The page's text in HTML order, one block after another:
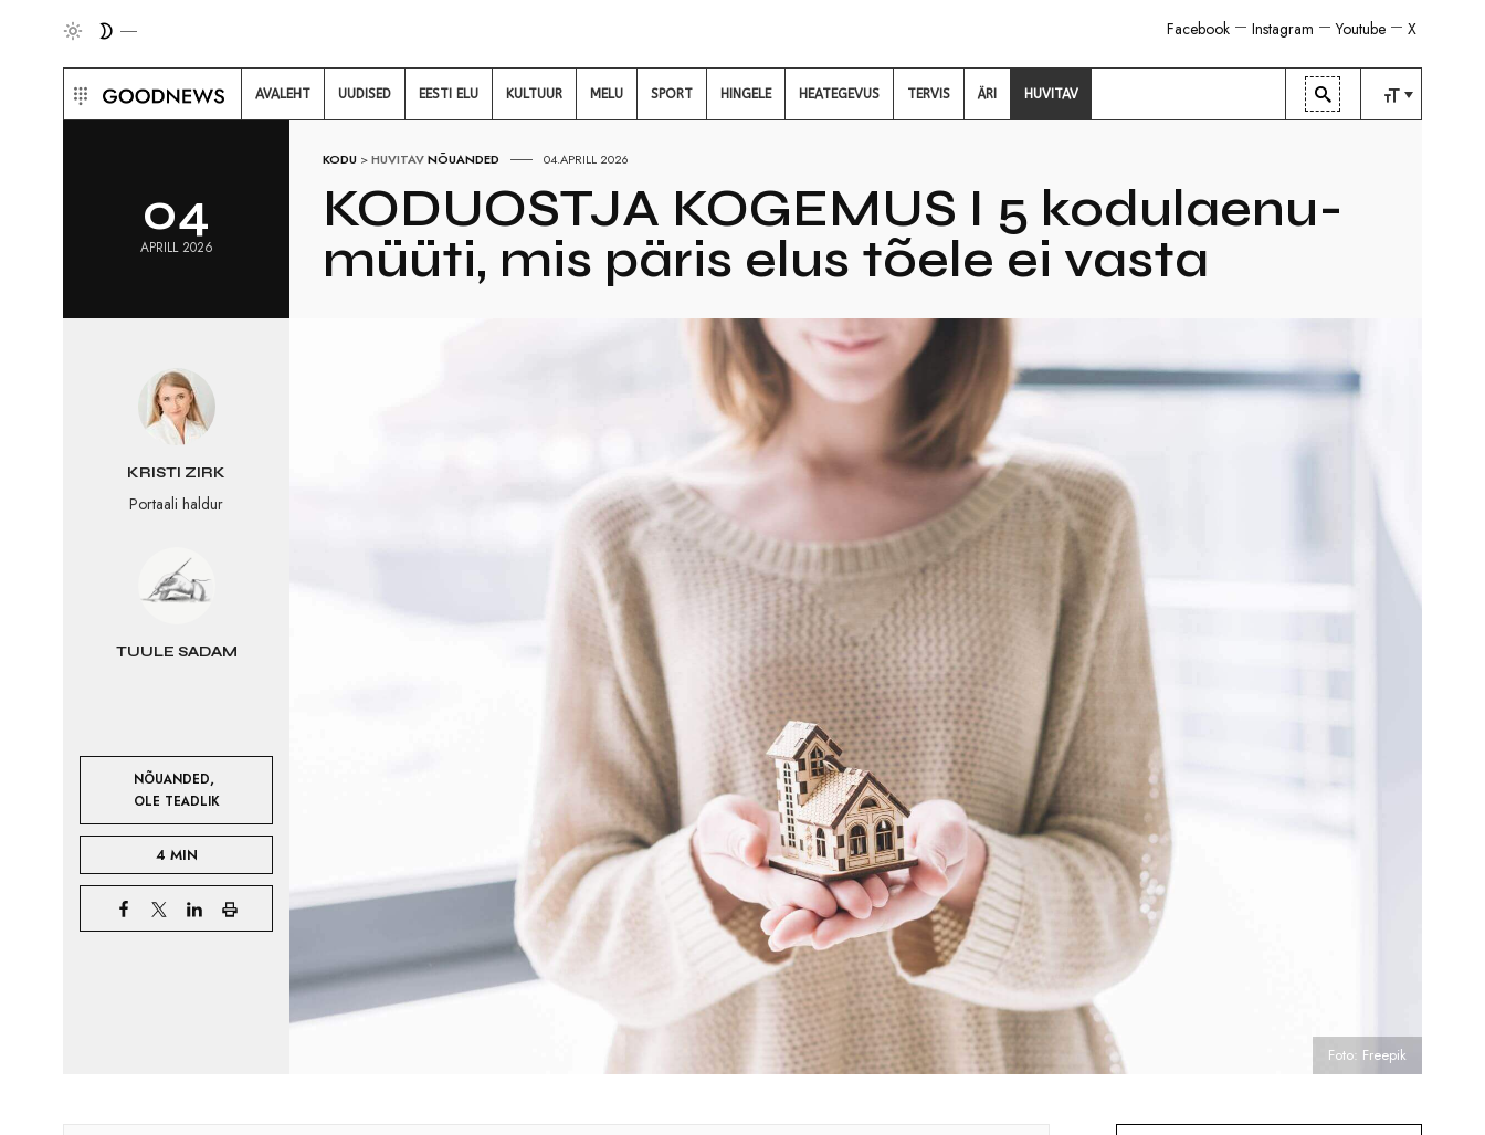
X
Youtube
Instagram
Facebook
AVALEHT UUDISED EESTI ELU KULTUUR MELU SPORT HINGELE HEATEGEVUS TERVIS ÄRI HUVITAV
04
APRILL 2026
KODU >HUVITAVNÕUANDED 04.APRILL 2026
KODUOSTJA KOGEMUS I 5 kodulaenu-
müüti, mis päris elus tõele ei vasta
KRISTI ZIRK
Portaali haldur
TUULE SADAM
NÕUANDED,
OLE TEADLIK
4 MIN
Foto: Freepik